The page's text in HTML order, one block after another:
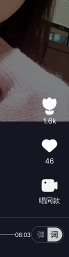
1.6k
46
唱同款
06:03